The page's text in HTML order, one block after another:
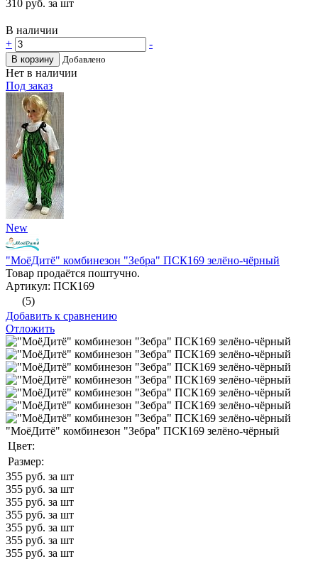
310 руб. за шт
В наличии
+
-
В корзину Добавлено
Нет в наличии
Под заказ
New
"МоёДитё" комбинезон "Зебра" ПСК169 зелёно-чёрный
Товар продаётся поштучно.
Артикул: ПСК169
(5)
Добавить к сравнению
Отложить
"МоёДитё" комбинезон "Зебра" ПСК169 зелёно-чёрный
Цвет:
Размер:
355 руб. за шт
355 руб. за шт
355 руб. за шт
355 руб. за шт
355 руб. за шт
355 руб. за шт
355 руб. за шт